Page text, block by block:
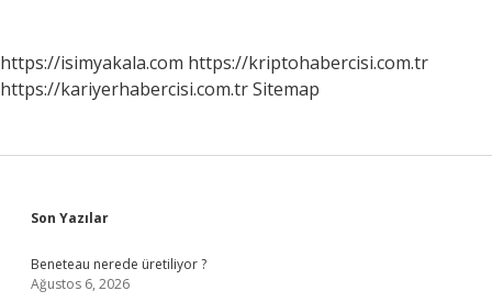
https://isimyakala.com https://kriptohabercisi.com.tr
https://kariyerhabercisi.com.trSitemap
Sidebar
Son Yazılar
Beneteau nerede üretiliyor ?
Ağustos 6, 2026